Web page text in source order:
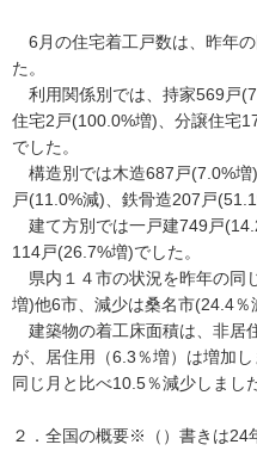
6月の住宅着工戸数は、昨年
た。
利用関係別では、持家569戸
住宅2戸(100.0%増)、分譲住宅
でした。
構造別では木造687戸(7.0%増
戸(11.0%減)、鉄骨造207戸
建て方別では一戸建749戸
114戸(26.7%増)でした。
県内１４市の状況を昨年の同
増)他6市、減少は桑名市(24.4％
建築物の着工床面積は、非居
が、居住用（6.3％増）は増加
同じ月と比べ10.5％減少しまし
２．全国の概要※（）書きは24